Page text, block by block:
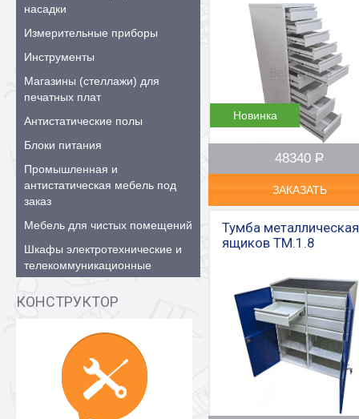
насадки
Измерительные приборы
Инструменты
Магазины (стеллажи) для
печатных плат
Антистатические полы
Блоки питания
Промышленная и
антистатическая мебель под
заказ
Мебель для чистых помещений
Шкафы электротехнические и
телекоммуникационные
КОНСТРУКТОР
Новинка
48340 Р
–
ЗАКАЗАТЬ
Тумба
ящиков ТМ.1.8